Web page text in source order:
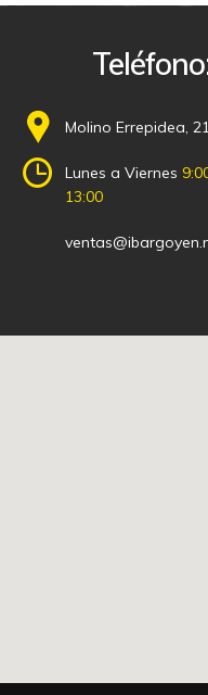
Molino Errepidea,
Lunes a Viernes
13:00